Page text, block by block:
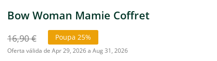
Bow Woman Mamie Coffret
16,90 € Poupa 25%
Oferta válida de Apr 29, 2026 a Aug 31, 2026